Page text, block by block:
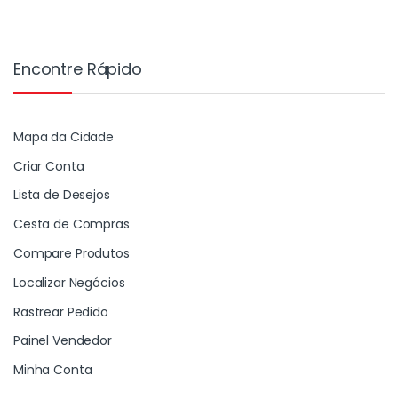
Encontre Rápido
Mapa da Cidade
Criar Conta
Lista de Desejos
Cesta de Compras
Compare Produtos
Localizar Negócios
Rastrear Pedido
Painel Vendedor
Minha Conta